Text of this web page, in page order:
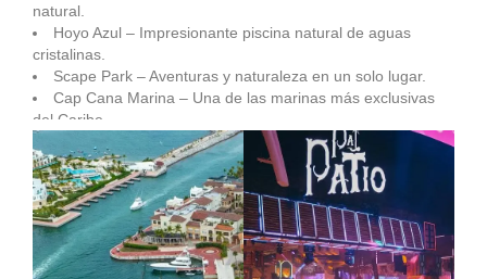
natural.
Hoyo Azul – Impresionante piscina natural de aguas
cristalinas.
Scape Park – Aventuras y naturaleza en un solo lugar.
Cap Cana Marina – Una de las marinas más exclusivas
del Caribe.